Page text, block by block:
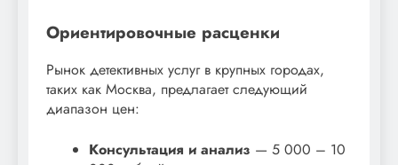
Ориентировочные расценки
Рынок детективных услуг в крупных городах,
таких как Москва, предлагает следующий
диапазон цен:
Консультация и анализ — 5 000 – 10